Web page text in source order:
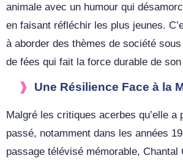
animale avec un humour qui
en faisant réfléchir les plus jeunes.
à aborder des thèmes de société
de fées qui fait la force durable de
Une Résilience Face à la
Malgré les critiques acerbes qu’elle a
passé, notamment dans les années
passage télévisé mémorable, Chantal